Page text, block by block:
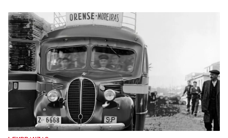
PRIMEROS RESULTADOS
SpaceX baja un 12% en bolsa al disparar su gasto
gasto en IA